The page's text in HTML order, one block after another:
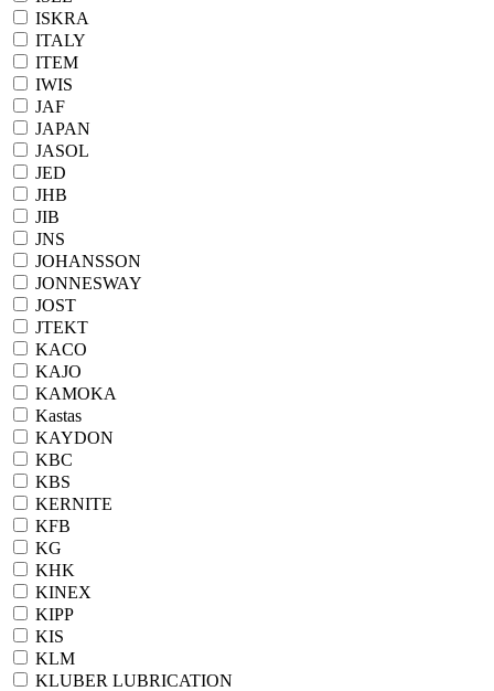
ISKRA
ITALY
ITEM
IWIS
JAF
JAPAN
JASOL
JED
JHB
JIB
JNS
JOHANSSON
JONNESWAY
JOST
JTEKT
KACO
KAJO
KAMOKA
Kastas
KAYDON
KBC
KBS
KERNITE
KFB
KG
KHK
KINEX
KIPP
KIS
KLM
KLUBER LUBRICATION